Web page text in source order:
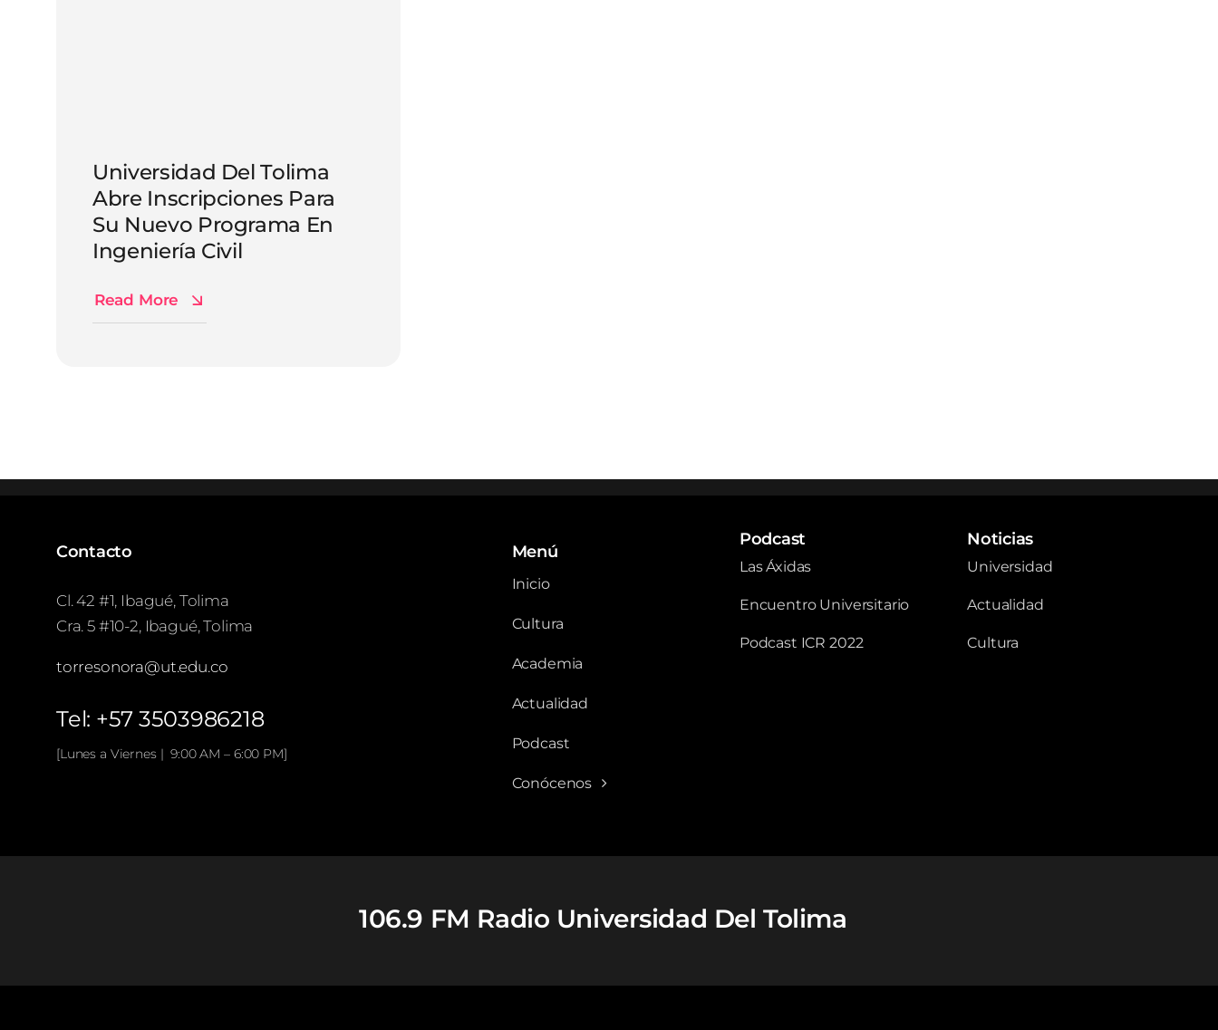
Universidad Del Tolima
Abre Inscripciones Para
Su Nuevo Programa En
Ingeniería Civil
Read More
Contacto
Cl. 42 #1, Ibagué, Tolima
Cra. 5 #10-2, Ibagué, Tolima
torresonora@ut.edu.co
Tel: +57 3503986218
[Lunes a Viernes | 9:00 AM – 6:00 PM]
Menú
Inicio
Cultura
Academia
Actualidad
Podcast
Conócenos
Podcast
Las Áxidas
Encuentro Universitario
Podcast ICR 2022
Noticias
Universidad
Actualidad
Cultura
106.9 FM Radio Universidad Del Tolima